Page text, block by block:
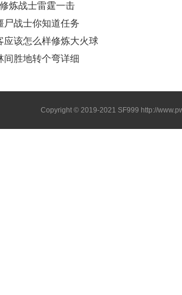
炼战士雷霆一击
尸战士你知道任务
应该怎么样修炼大火球
间胜地转个弯详细
Copyright © 2019-2021 SF999 http://